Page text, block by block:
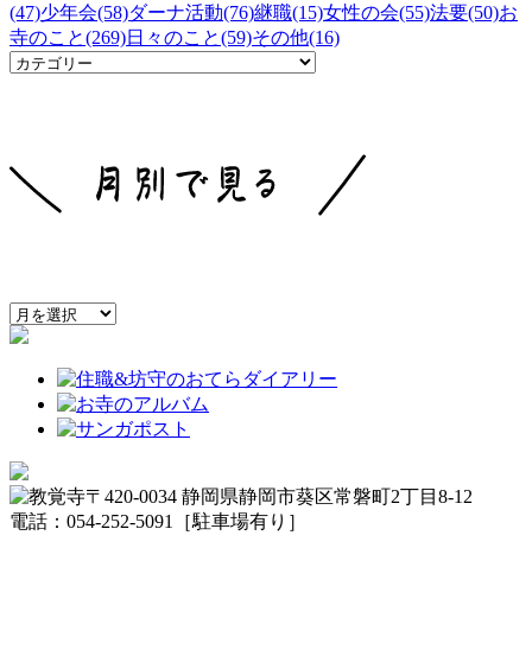
(47)少年会(58)ダーナ活動(76)継職(15)女性の会(55)法要(50)お
寺のこと(269)日々のこと(59)その他(16)
〒420-0034 静岡県静岡市葵区常磐町2丁目8-12
電話：054-252-5091［駐車場有り］